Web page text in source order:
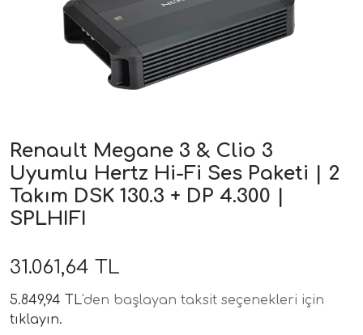
Renault Megane 3 & Clio 3
Uyumlu Hertz Hi-Fi Ses Paketi | 2
Takım DSK 130.3 + DP 4.300 |
SPLHIFI
31.061,64 TL
5.849,94 TL'den başlayan taksit seçenekleri için
tıklayın.